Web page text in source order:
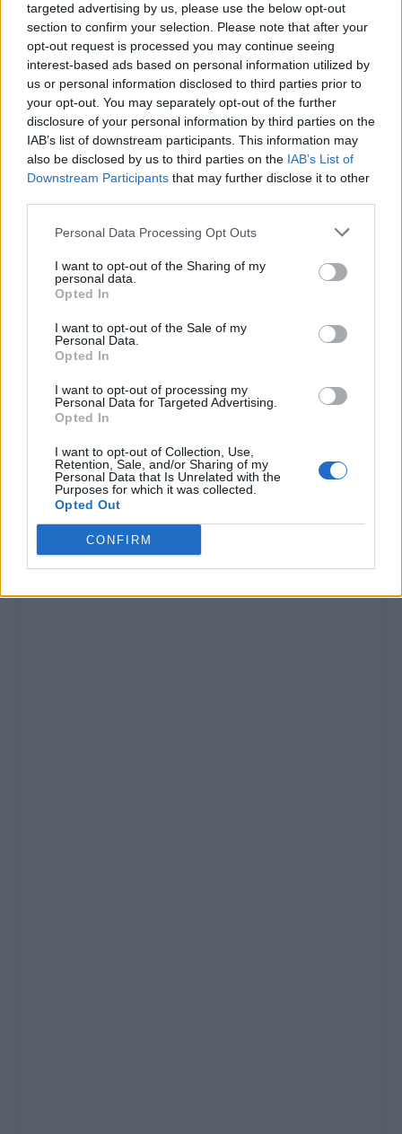
targeted advertising by us, please use the below opt-out
section to confirm your selection. Please note that after your
opt-out request is processed you may continue seeing
interest-based ads based on personal information utilized by
us or personal information disclosed to third parties prior to
your opt-out. You may separately opt-out of the further
disclosure of your personal information by third parties on the
IAB’s list of downstream participants. This information may
also be disclosed by us to third parties on the IAB’s List of
Downstream Participants that may further disclose it to other
Personal Data Processing Opt Outs
I want to opt-out of the Sharing of my
personal data.
Opted In
I want to opt-out of the Sale of my
Personal Data.
Opted In
I want to opt-out of processing my
Personal Data for Targeted Advertising.
Opted In
I want to opt-out of Collection, Use,
Retention, Sale, and/or Sharing of my
Personal Data that Is Unrelated with the
Purposes for which it was collected.
Opted Out
CONFIRM
CONDIVIDERE:
VALUTARE: